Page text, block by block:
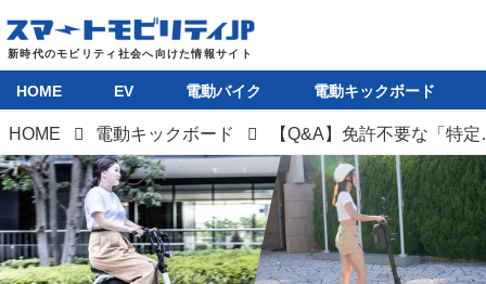
HOME EV 電動バイク 電動キックボード
HOME 電動キックボード 【Q&A】